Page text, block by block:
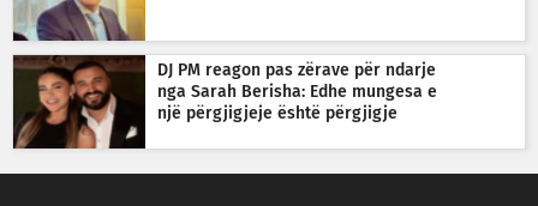
DJ PM reagon pas zërave për ndarje
nga Sarah Berisha: Edhe mungesa e
një përgjigjeje është përgjigje